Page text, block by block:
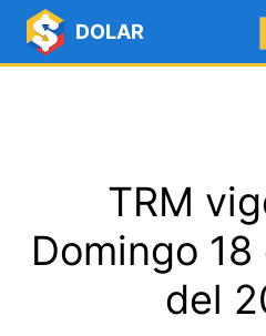
DOLAR
TRM
Domingo
del